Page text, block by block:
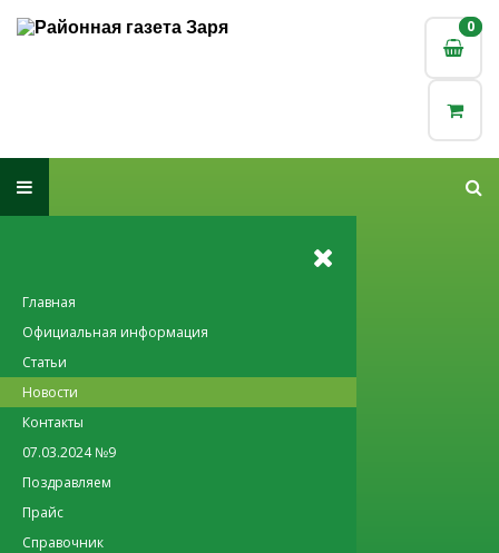
0
0
Главная
Официальная информация
Статьи
Новости
Контакты
07.03.2024 №9
Поздравляем
Прайс
Справочник